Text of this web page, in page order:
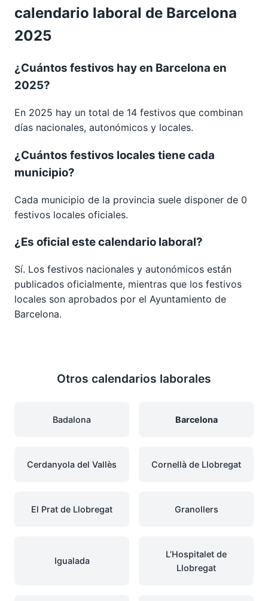
calendario laboral de Barcelona
2025
¿Cuántos festivos hay en Barcelona en
2025?
En 2025 hay un total de 14 festivos que combinan
días nacionales, autonómicos y locales.
¿Cuántos festivos locales tiene cada
municipio?
Cada municipio de la provincia suele disponer de 0
festivos locales oficiales.
¿Es oficial este calendario laboral?
Sí. Los festivos nacionales y autonómicos están
publicados oficialmente, mientras que los festivos
locales son aprobados por el Ayuntamiento de
Barcelona.
Otros calendarios laborales
Badalona Barcelona
Cerdanyola del Vallès Cornellà de Llobregat
El Prat de Llobregat Granollers
Igualada
L’Hospitalet de
Llobregat